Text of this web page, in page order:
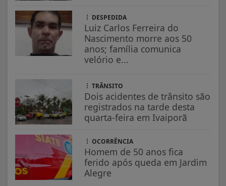
DESPEDIDA
Luiz Carlos Ferreira do
Nascimento morre aos 50
anos; família comunica
velório e...
TRÂNSITO
Dois acidentes de trânsito são
registrados na tarde desta
quarta-feira em Ivaiporã
OCORRÊNCIA
Homem de 50 anos fica
ferido após queda em Jardim
Alegre